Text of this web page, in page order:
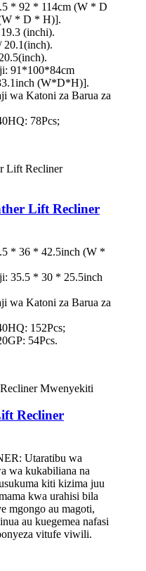
* 92 * 114cm (W * D
* D * H)].
(inchi).
20.1(inch).
91*100*84cm
(W*D*H)].
wa Katoni za Barua za
78Pcs;
Lift Recliner
* 36 * 42.5inch (W *
35.5 * 30 * 25.5inch
wa Katoni za Barua za
152Pcs;
54Pcs.
Recliner
Utaratibu wa
wa kukabiliana na
kiti kizima juu
kwa urahisi bila
mgongo au magoti,
au kuegemea nafasi
vitufe viwili.